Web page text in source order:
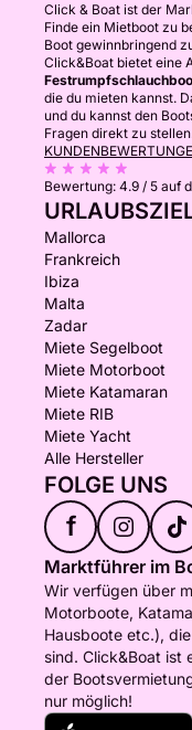
Click & Boat ist der
Finde ein Mietboot zu
Boot gewinnbringend
Click&Boat bietet eine
die du mieten kannst.
und du kannst den
Fragen direkt zu
Bewertung: 4.9 / 5 auf
Mallorca
Frankreich
Ibiza
Malta
Zadar
Miete Segelboot
Miete Motorboot
Miete Katamaran
Miete RIB
Miete Yacht
Alle Hersteller
FOLGE UNS
f
Marktführer im
Wir verfügen über
Motorboote,
Hausboote etc.),
sind. Click&Boat ist
der
nur möglich!